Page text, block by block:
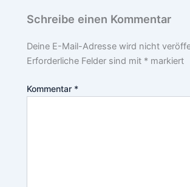
Schreibe einen Kommentar
Deine E-Mail-Adresse wird nicht
Erforderliche Felder sind mit * markiert
Kommentar *